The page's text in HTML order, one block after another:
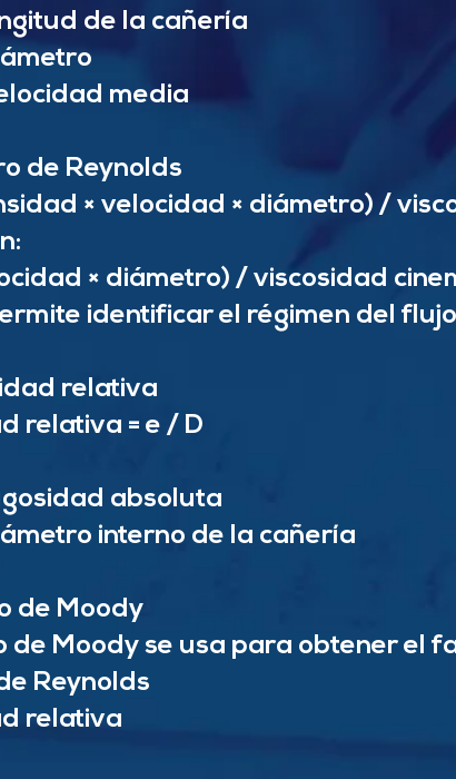
de la cañería
media
de Reynolds
× velocidad × diámetro) /
× diámetro) / viscosidad
identificar el régimen del
relativa
relativa = e / D
absoluta
interno de la cañería
de Moody
de Moody se usa para obtener el
Reynolds
relativa